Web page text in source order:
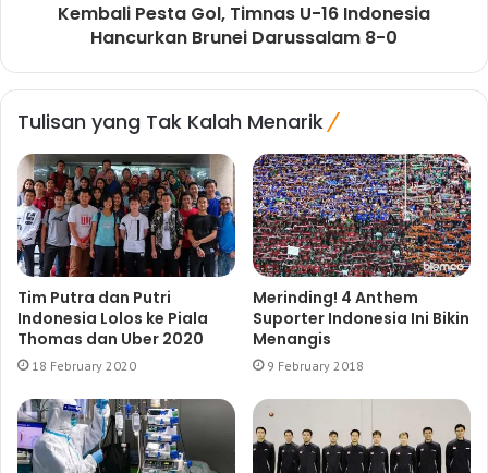
Kembali Pesta Gol, Timnas U-16 Indonesia
Hancurkan Brunei Darussalam 8-0
Tulisan yang Tak Kalah Menarik
Tim Putra dan Putri
Indonesia Lolos ke Piala
Thomas dan Uber 2020
18 February 2020
Merinding! 4 Anthem
Suporter Indonesia Ini Bikin
Menangis
9 February 2018